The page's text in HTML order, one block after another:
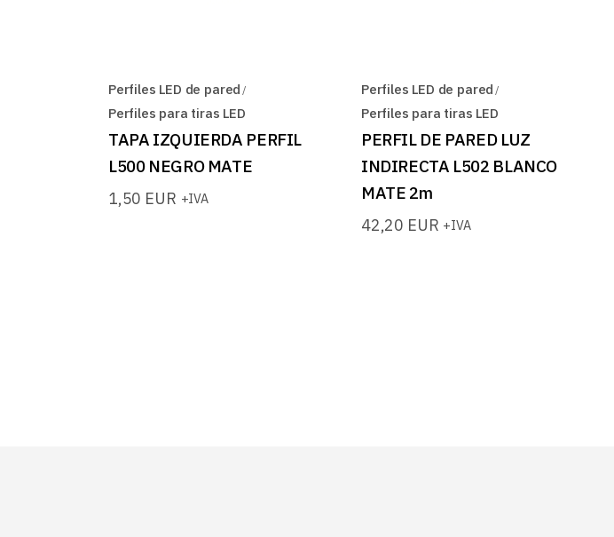
Perfiles LED de pared
Perfiles para tiras LED
TAPA IZQUIERDA PERFIL
L500 NEGRO MATE
1,50 EUR +IVA
Perfiles LED de pared
Perfiles para tiras LED
PERFIL DE PARED LUZ
INDIRECTA L502 BLANCO
MATE 2m
42,20 EUR +IVA